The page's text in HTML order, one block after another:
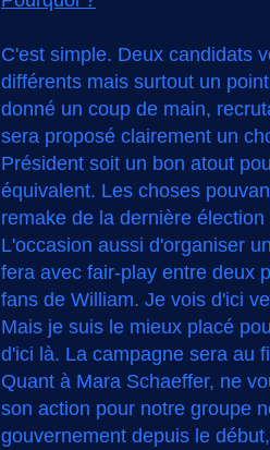
C'est simple. Deux candidats
différents mais surtout un
donné un coup de main,
sera proposé clairement un
Président soit un bon atout
équivalent. Les choses
remake de la dernière
L'occasion aussi d'organiser
fera avec fair-play entre deux
fans de William. Je vois d'ici
Mais je suis le mieux placé
d'ici là. La campagne sera au
Quant à Mara Schaeffer, ne
son action pour notre groupe
gouvernement depuis le